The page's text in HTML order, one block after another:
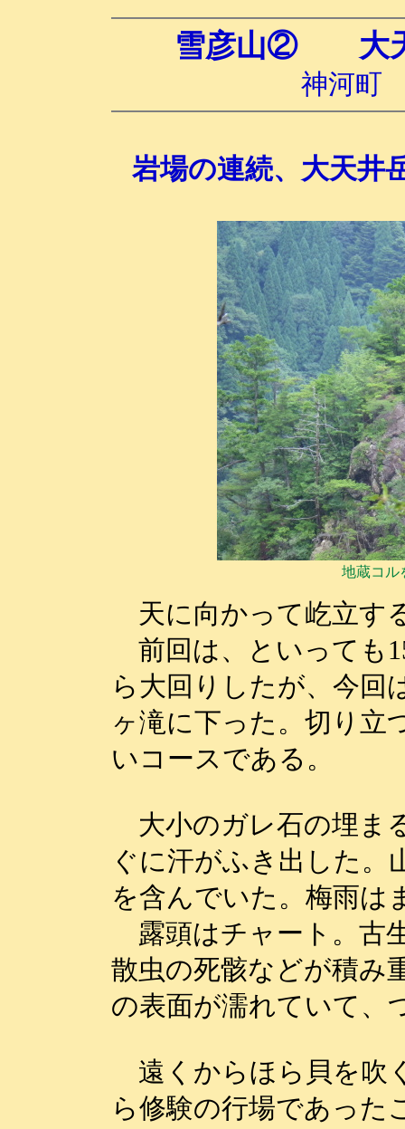
雪彦山② 大
神河町
岩場の連続、大天井
地蔵コル
天に向かって屹立す
前回は、といっても
ら大回りしたが、今回
ヶ滝に下った。切り立
いコースである。
大小のガレ石の埋ま
ぐに汗がふき出した。
を含んでいた。梅雨は
露頭はチャート。古
散虫の死骸などが積み
の表面が濡れていて、
遠くからほら貝を吹
ら修験の行場であった